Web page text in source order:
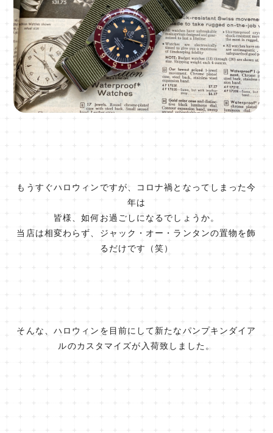
もうすぐハロウィンですが、コロナ禍となってしまった今
年は
皆様、如何お過ごしになるでしょうか。
当店は相変わらず、ジャック・オー・ランタンの置物を飾
るだけです（笑）
そんな、ハロウィンを目前にして新たなパンプキンダイア
ルのカスタマイズが入荷致しました。